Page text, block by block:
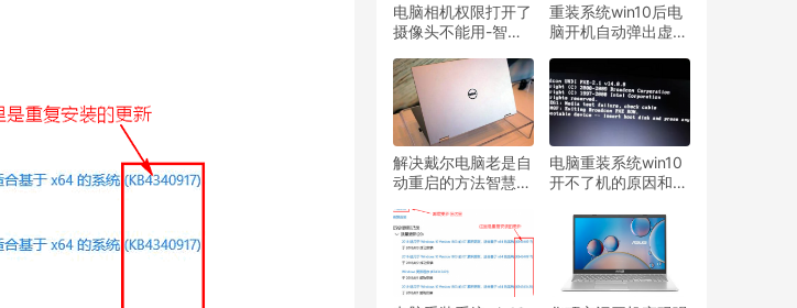
电脑相机权限打开了
摄像头不能用-智慧
重装系统win10后电
脑开机自动弹出虚拟
软件常见问题处理分
享
解决戴尔电脑老是自
动重启的方法智慧硬
享
电脑重装系统win10
开不了机的原因和解
见问题处理分享